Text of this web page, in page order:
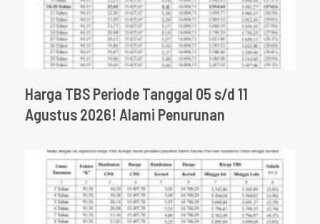
Harga TBS Periode Tanggal 05 s/d 11
Agustus 2026! Alami Penurunan